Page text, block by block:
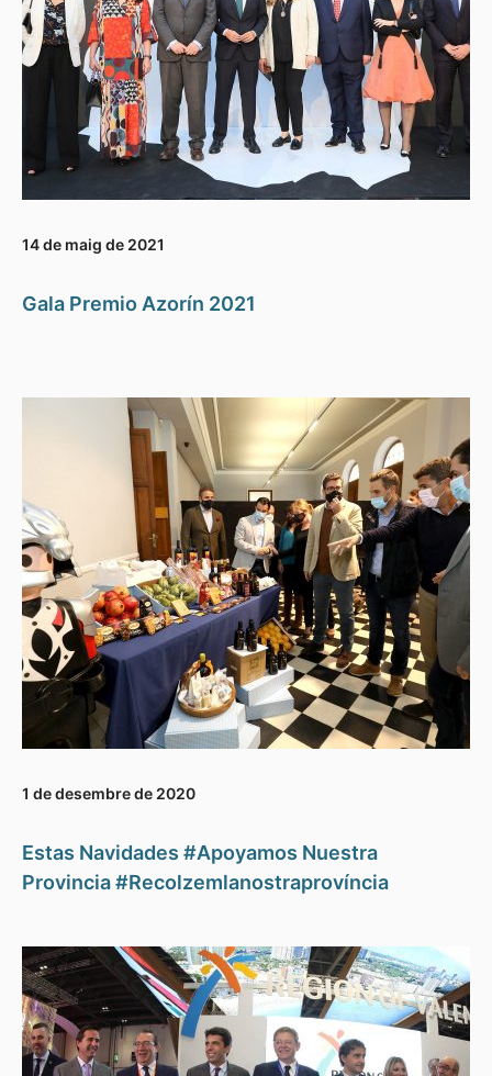
14 de maig de 2021
Gala Premio Azorín 2021
1 de desembre de 2020
Estas Navidades #Apoyamos Nuestra
Provincia #Recolzemlanostraprovíncia